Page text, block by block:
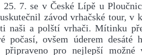
25. 7. se v České Lípě u
závod vrhačské tour, v
naši a polští vrhači. Mítinku
počasí, ovšem úderem desáté
připraveno pro nejlepší